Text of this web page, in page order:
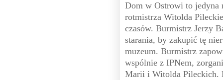
Dom w Ostrowi to jedyna
rotmistrza Witolda
czasów. Burmistrz Jerzy
starania, by zakupić tę
muzeum. Burmistrz
wspólnie z IPNem,
Marii i Witolda Pileckich.